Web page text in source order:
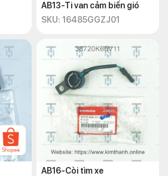
AB13-Ti van cảm biến gió
SKU: 16485GGZJ01
AB16-Còi tìm xe